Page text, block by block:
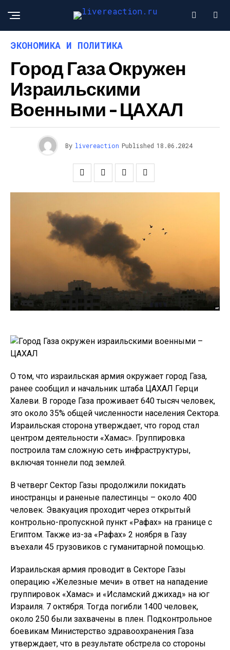
ЭКОНОМИКА И ПОЛИТИКА
Город Газа Окружен
Израильскими
Военными – ЦАХАЛ
By livereaction Published 18.06.2024
О том, что израильская армия окружает город Газа,
ранее сообщил и начальник штаба ЦАХАЛ Герци
Халеви. В городе Газа проживает 640 тысяч человек,
это около 35% общей численности населения Сектора.
Израильская сторона утверждает, что город стал
центром деятельности «Хамас». Группировка
построила там сложную сеть инфраструктуры,
включая тоннели под землей.
В четверг Сектор Газы продолжили покидать
иностранцы и раненые палестинцы – около 400
человек. Эвакуация проходит через открытый
контрольно-пропускной пункт «Рафах» на границе с
Египтом. Также из-за «Рафах» 2 ноября в Газу
въехали 45 грузовиков с гуманитарной помощью.
Израильская армия проводит в Секторе Газы
операцию «Железные мечи» в ответ на нападение
группировок «Хамас» и «Исламский джихад» на юг
Израиля. 7 октября. Тогда погибли 1400 человек,
около 250 были захвачены в плен. Подконтрольное
боевикам Министерство здравоохранения Газа
утверждает, что в результате обстрела со стороны